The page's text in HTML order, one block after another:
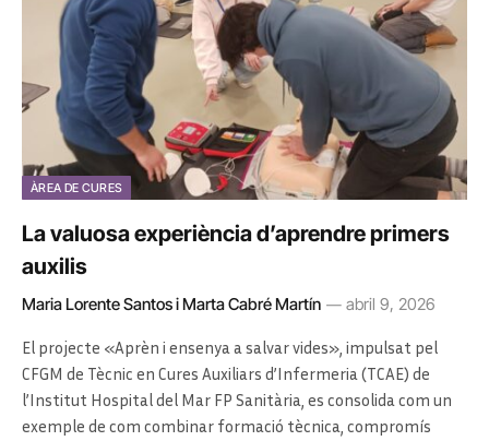
ÀREA DE CURES
La valuosa experiència d’aprendre primers
auxilis
Maria Lorente Santos i Marta Cabré Martín abril 9, 2026
El projecte «Aprèn i ensenya a salvar vides», impulsat pel
CFGM de Tècnic en Cures Auxiliars d’Infermeria (TCAE) de
l’Institut Hospital del Mar FP Sanitària, es consolida com un
exemple de com combinar formació tècnica, compromís